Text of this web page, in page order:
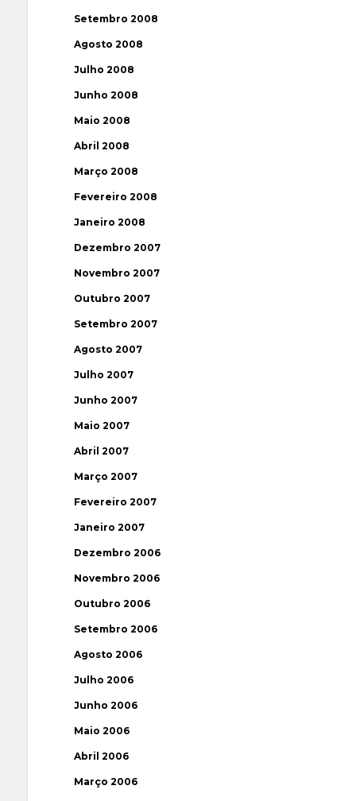
Setembro 2008
Agosto 2008
Julho 2008
Junho 2008
Maio 2008
Abril 2008
Março 2008
Fevereiro 2008
Janeiro 2008
Dezembro 2007
Novembro 2007
Outubro 2007
Setembro 2007
Agosto 2007
Julho 2007
Junho 2007
Maio 2007
Abril 2007
Março 2007
Fevereiro 2007
Janeiro 2007
Dezembro 2006
Novembro 2006
Outubro 2006
Setembro 2006
Agosto 2006
Julho 2006
Junho 2006
Maio 2006
Abril 2006
Março 2006